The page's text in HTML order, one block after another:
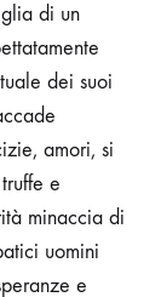
di un
dei suoi
amori, si
e
minaccia di
uomini
e